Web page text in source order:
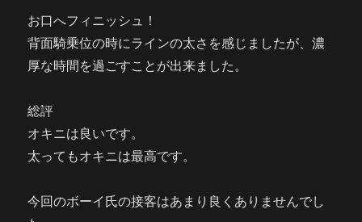
お口へフィニッシュ！
背面騎乗位の時にラインの太さを感じましたが、濃
厚な時間を過ごすことが出来ました。
総評
オキニは良いです。
太ってもオキニは最高です。
今回のボーイ氏の接客はあまり良くありませんでし